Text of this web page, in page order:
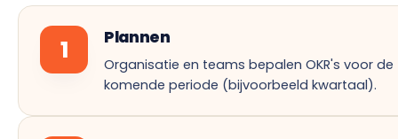
1 Plannen
Organisatie en teams bepalen OKR's voor de
komende periode (bijvoorbeeld kwartaal).